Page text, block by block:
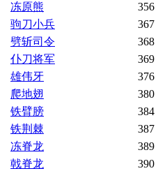
冻原熊
356
驹刀小兵
367
劈斩司令
368
仆刀将军
369
雄伟牙
376
爬地翅
380
铁臂膀
384
铁荆棘
387
冻脊龙
389
戟脊龙
390